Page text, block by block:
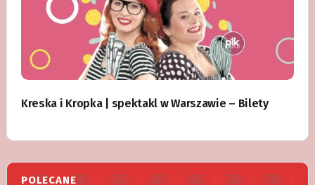
Kreska i Kropka | spektakl w Warszawie – Bilety
POLECANE